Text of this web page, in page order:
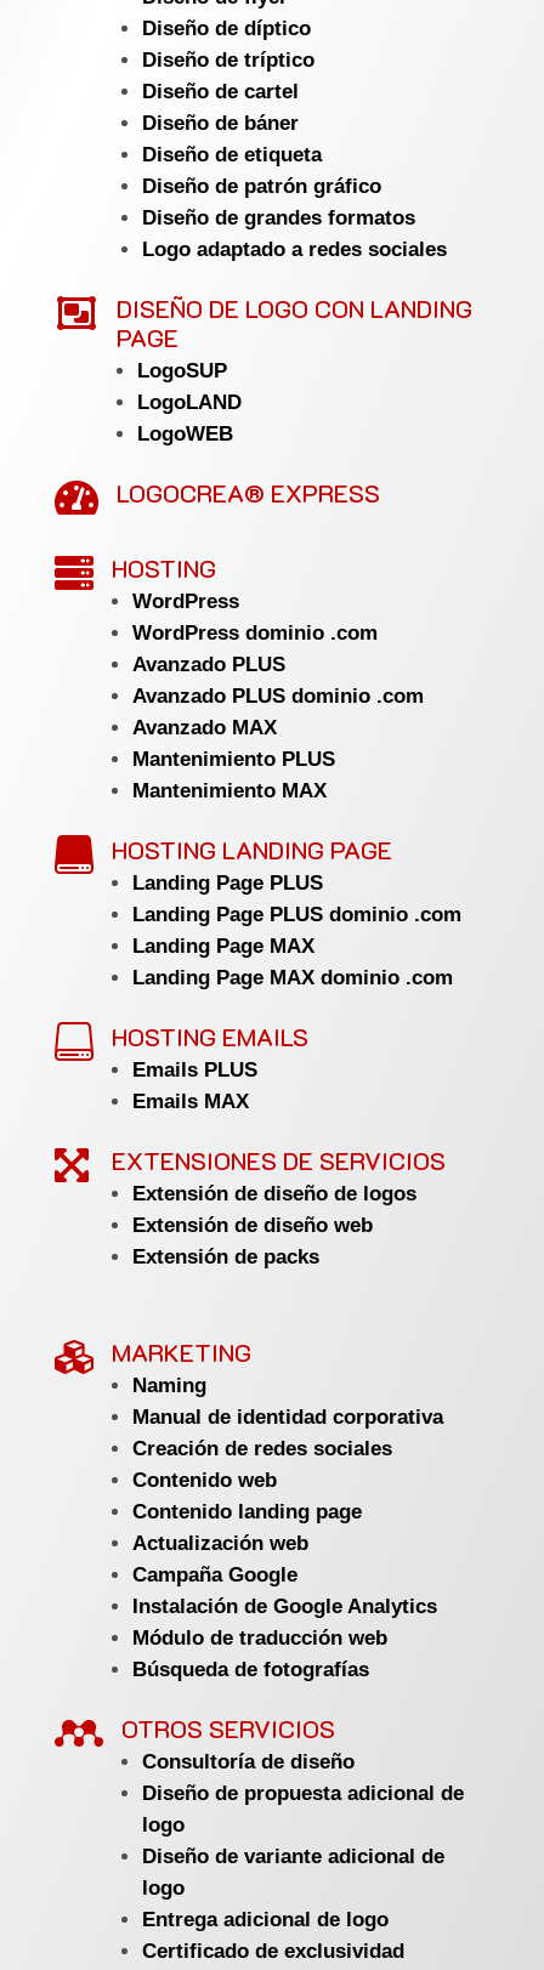
Diseño de díptico
Diseño de tríptico
Diseño de cartel
Diseño de báner
Diseño de etiqueta
Diseño de patrón gráfico
Diseño de grandes formatos
Logo adaptado a redes sociales

DISEÑO DE LOGO CON LANDING
PAGE
LogoSUP
LogoLAND
LogoWEB
 LOGOCREA® EXPRESS
 HOSTING
WordPress
WordPress dominio .com
Avanzado PLUS
Avanzado PLUS dominio .com
Avanzado MAX
Mantenimiento PLUS
Mantenimiento MAX
 HOSTING LANDING PAGE
Landing Page PLUS
Landing Page PLUS dominio .com
Landing Page MAX
Landing Page MAX dominio .com
 HOSTING EMAILS
Emails PLUS
Emails MAX
 EXTENSIONES DE SERVICIOS
Extensión de diseño de logos
Extensión de diseño web
Extensión de packs
 MARKETING
Naming
Manual de identidad corporativa
Creación de redes sociales
Contenido web
Contenido landing page
Actualización web
Campaña Google
Instalación de Google Analytics
Módulo de traducción web
Búsqueda de fotografías
 OTROS SERVICIOS
Consultoría de diseño
Diseño de propuesta adicional de
logo
Diseño de variante adicional de
logo
Entrega adicional de logo
Certificado de exclusividad